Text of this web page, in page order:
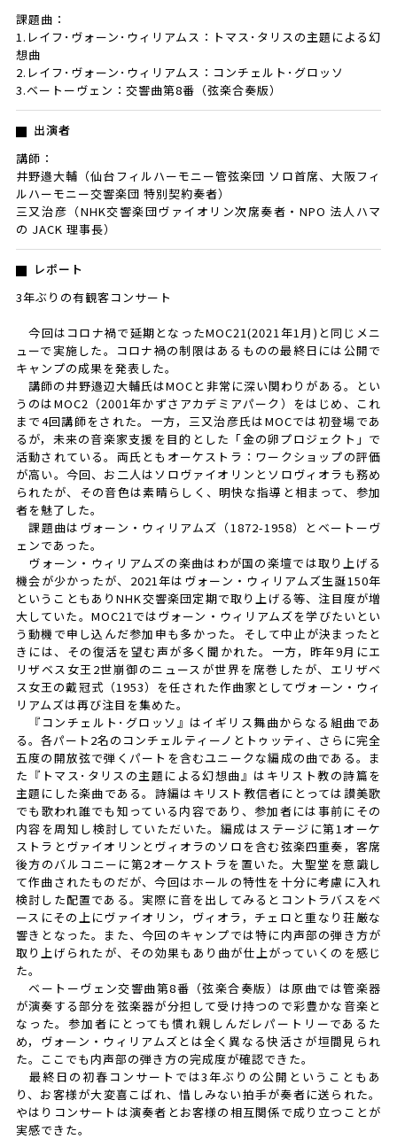
課題曲：
1.レイフ･ヴォーン･ウィリアムス：トマス･タリスの主題による幻
想曲
2.レイフ･ヴォーン･ウィリアムス：コンチェルト･グロッソ
3.ベートーヴェン：交響曲第8番（弦楽合奏版）
出演者
講師：
井野邉大輔（仙台フィルハーモニー管弦楽団 ソロ首席、大阪フィ
ルハーモニー交響楽団 特別契約奏者）
三又治彦（NHK交響楽団ヴァイオリン次席奏者・NPO 法人ハマ
の JACK 理事長）
レポート
3年ぶりの有観客コンサート
今回はコロナ禍で延期となったMOC21(2021年1月)と同じメニ
ューで実施した。コロナ禍の制限はあるものの最終日には公開で
キャンプの成果を発表した。
講師の井野邉辺大輔氏はMOCと非常に深い関わりがある。とい
うのはMOC2（2001年かずさアカデミアパーク）をはじめ、これ
まで4回講師をされた。一方，三又治彦氏はMOCでは初登場であ
るが，未来の音楽家支援を目的とした「金の卵プロジェクト」で
活動されている。両氏ともオーケストラ：ワークショップの評価
が高い。今回、お二人はソロヴァイオリンとソロヴィオラも務め
られたが、その音色は素晴らしく、明快な指導と相まって、参加
者を魅了した。
課題曲はヴォーン・ウィリアムズ（1872-1958）とベートーヴ
ェンであった。
ヴォーン・ウィリアムズの楽曲はわが国の楽壇では取り上げる
機会が少かったが、2021年はヴォーン・ウィリアムズ生誕150年
ということもありNHK交響楽団定期で取り上げる等、注目度が増
大していた。MOC21ではヴォーン・ウィリアムズを学びたいとい
う動機で申し込んだ参加申も多かった。そして中止が決まったと
きには、その復活を望む声が多く聞かれた。一方，昨年9月にエ
リザベス女王2世崩御のニュースが世界を席巻したが、エリザベ
ス女王の戴冠式（1953）を任された作曲家としてヴォーン・ウィ
リアムズは再び注目を集めた。
『コンチェルト･グロッソ』はイギリス舞曲からなる組曲であ
る。各パート2名のコンチェルティーノとトゥッティ、さらに完全
五度の開放弦で弾くパートを含むユニークな編成の曲である。ま
た『トマス･タリスの主題による幻想曲』はキリスト教の詩篇を
主題にした楽曲である。詩編はキリスト教信者にとっては讃美歌
でも歌われ誰でも知っている内容であり、参加者には事前にその
内容を周知し検討していただいた。編成はステージに第1オーケ
ストラとヴァイオリンとヴィオラのソロを含む弦楽四重奏，客席
後方のバルコニーに第2オーケストラを置いた。大聖堂を意識し
て作曲されたものだが、今回はホールの特性を十分に考慮に入れ
検討した配置である。実際に音を出してみるとコントラバスをベ
ースにその上にヴァイオリン，ヴィオラ，チェロと重なり荘厳な
響きとなった。また、今回のキャンプでは特に内声部の弾き方が
取り上げられたが、その効果もあり曲が仕上がっていくのを感じ
た。
ベートーヴェン交響曲第8番（弦楽合奏版）は原曲では管楽器
が演奏する部分を弦楽器が分担して受け持つので彩豊かな音楽と
なった。参加者にとっても慣れ親しんだレパートリーであるた
め，ヴォーン・ウィリアムズとは全く異なる快活さが垣間見られ
た。ここでも内声部の弾き方の完成度が確認できた。
最終日の初春コンサートでは3年ぶりの公開ということもあ
り、お客様が大変喜こばれ、惜しみない拍手が奏者に送られた。
やはりコンサートは演奏者とお客様の相互関係で成り立つことが
実感できた。